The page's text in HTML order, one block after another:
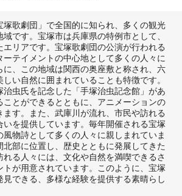
塚歌劇団」で全国的に知られ、多くの観光
です。宝塚市は兵庫県の特例市として、
リアです。宝塚歌劇団の公演が行われる
テイメントの中心地として多くの人々に
に、この地域は関西の奥座敷と称され、六
い自然に囲まれていることも特徴です。
虫氏を記念した「手塚治虫記念館」があ
ことができるとともに、アニメーションの
ます。また、武庫川が流れ、市民や訪れる
いを提供しています。毎年開催される宝塚
物詩として多くの人々に親しまれていま
部に位置し、歴史とともに発展してきた
る人々には、文化や自然を満喫できるさ
トが用意されています。このように、宝塚
できる、多様な経験を提供する素晴らし